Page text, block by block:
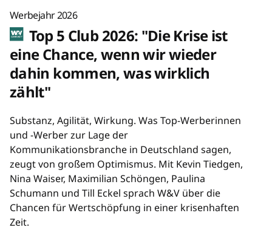
Werbejahr 2026
Top 5 Club 2026: "Die Krise ist
eine Chance, wenn wir wieder
dahin kommen, was wirklich
zählt"
Substanz, Agilität, Wirkung. Was Top-Werberinnen
und -Werber zur Lage der
Kommunikationsbranche in Deutschland sagen,
zeugt von großem Optimismus. Mit Kevin Tiedgen,
Nina Waiser, Maximilian Schöngen, Paulina
Schumann und Till Eckel sprach W&V über die
Chancen für Wertschöpfung in einer krisenhaften
Zeit.